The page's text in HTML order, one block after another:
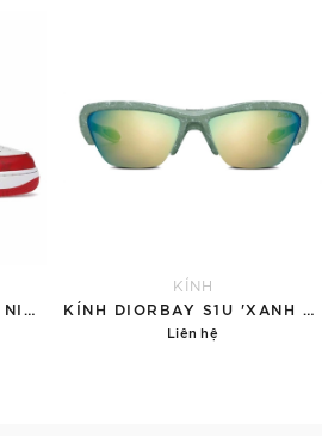
KÍNH
Liên hệ